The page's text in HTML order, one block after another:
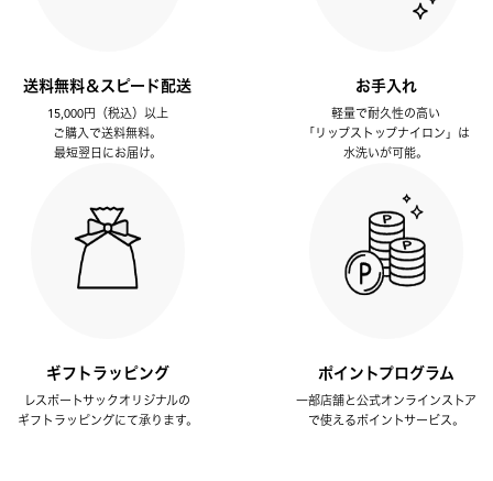
送料無料＆スピード配送
15,000円（税込）以上
ご購入で送料無料。
最短翌日にお届け。
お手入れ
軽量で耐久性の高い
「リップストップナイロン」は
水洗いが可能。
ギフトラッピング
レスポートサックオリジナルの
ギフトラッピングにて承ります。
ポイントプログラム
一部店舗と公式オンラインストア
で使えるポイントサービス。